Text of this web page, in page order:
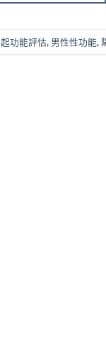
功能評估, 男性性功能,